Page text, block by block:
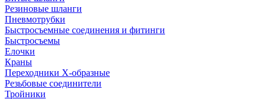
Резиновые шланги
Пневмотрубки
Быстросъемные соединения и фитинги
Быстросъемы
Елочки
Краны
Переходники Х-образные
Резьбовые соединители
Тройники